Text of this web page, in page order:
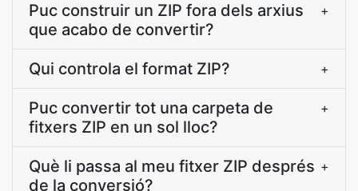
Puc construir un ZIP fora dels arxius
que acabo de convertir?
+
Qui controla el format ZIP? +
Puc convertir tot una carpeta de
fitxers ZIP en un sol lloc?
+
Què li passa al meu fitxer ZIP després
de la conversió?
+